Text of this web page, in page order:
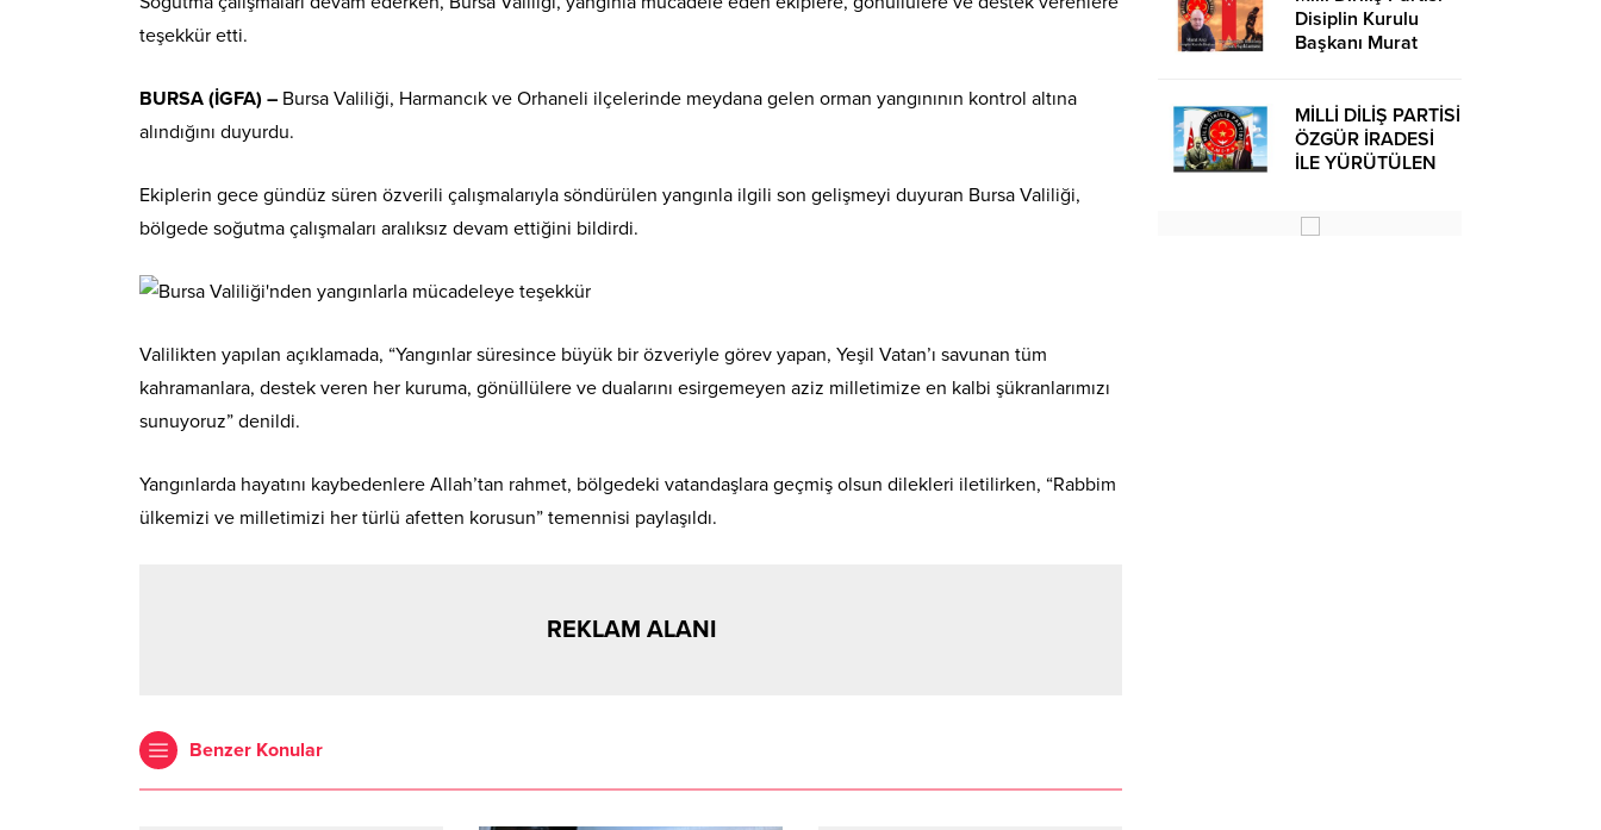
teşekkür etti.
BURSA (İGFA) – Bursa Valiliği, Harmancık ve Orhaneli ilçelerinde meydana gelen orman yangınının kontrol altına
alındığını duyurdu.
Ekiplerin gece gündüz süren özverili çalışmalarıyla söndürülen yangınla ilgili son gelişmeyi duyuran Bursa Valiliği,
bölgede soğutma çalışmaları aralıksız devam ettiğini bildirdi.
Valilikten yapılan açıklamada, “Yangınlar süresince büyük bir özveriyle görev yapan, Yeşil Vatan’ı savunan tüm
kahramanlara, destek veren her kuruma, gönüllülere ve dualarını esirgemeyen aziz milletimize en kalbi şükranlarımızı
sunuyoruz” denildi.
Yangınlarda hayatını kaybedenlere Allah’tan rahmet, bölgedeki vatandaşlara geçmiş olsun dilekleri iletilirken, “Rabbim
ülkemizi ve milletimizi her türlü afetten korusun” temennisi paylaşıldı.
REKLAM ALANI
Benzer Konular
Disiplin Kurulu
Başkanı Murat
Basın Açıklaması
MİLLİ DİLİŞ PARTİSİ
ÖZGÜR İRADESİ
İLE YÜRÜTÜLEN
OLUŞUMUDUR